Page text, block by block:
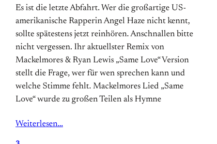
Es ist die letzte Abfahrt. Wer die großartige US-
amerikanische Rapperin Angel Haze nicht kennt,
sollte spätestens jetzt reinhören. Anschnallen bitte
nicht vergessen. Ihr aktuellster Remix von
Mackelmores & Ryan Lewis „Same Love“ Version
stellt die Frage, wer für wen sprechen kann und
welche Stimme fehlt. Mackelmores Lied „Same
Love“ wurde zu großen Teilen als Hymne
Weiterlesen…